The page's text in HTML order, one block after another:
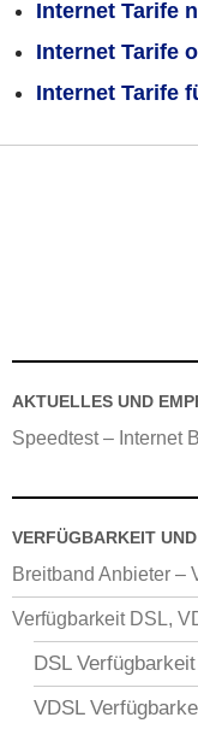
Internet Tarife
Internet Tarife
Internet Tarife
AKTUELLES UND
Speedtest – Internet
VERFÜGBARKEIT
Breitband Anbieter –
Verfügbarkeit DSL,
DSL Verfügbarkeit
VDSL